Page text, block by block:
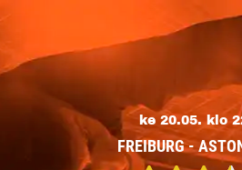
ke 20.05. klo
FREIBURG -